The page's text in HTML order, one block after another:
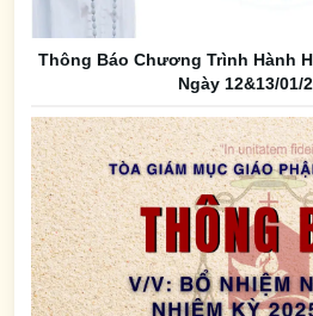
Thông Báo Chương Trình Hành
Ngày 12&13/01/